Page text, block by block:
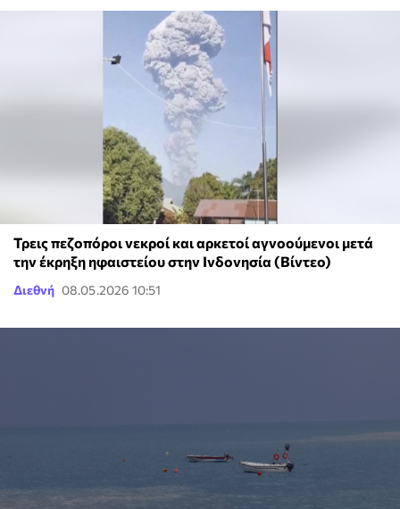
Τρεις πεζοπόροι νεκροί και αρκετοί αγνοούμενοι μετά
την έκρηξη ηφαιστείου στην Ινδονησία (Βίντεο)
Διεθνή 08.05.2026 10:51